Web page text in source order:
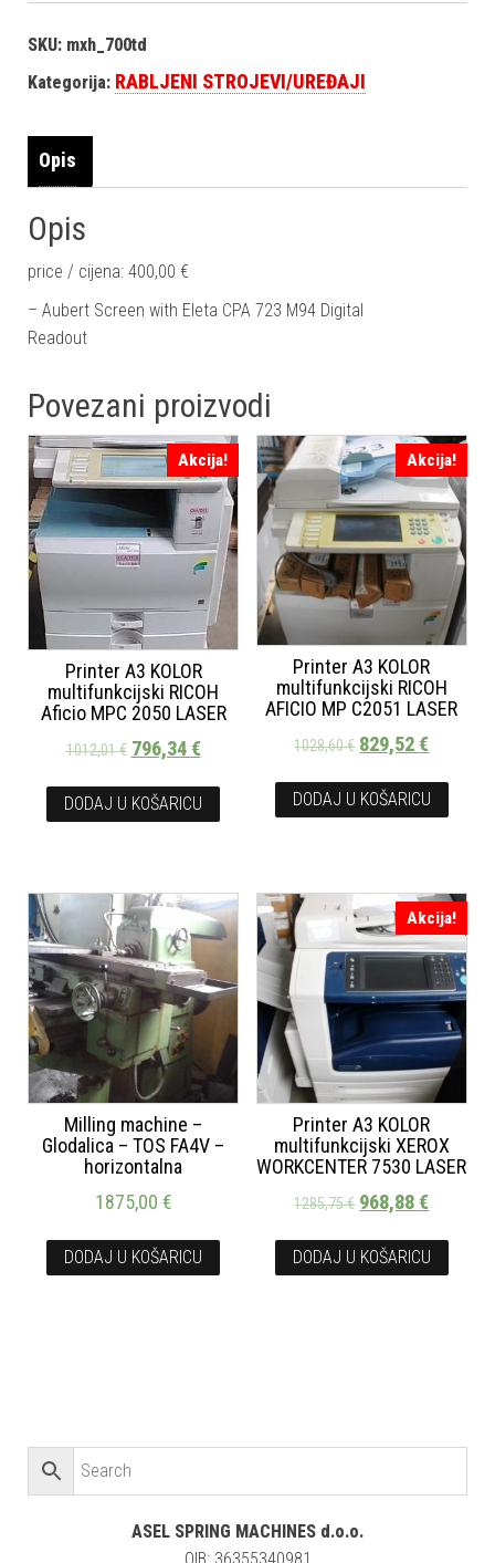
SKU: mxh_700td
Kategorija: RABLJENI STROJEVI/UREĐAJI
Opis
Opis
price / cijena: 400,00 €
– Aubert Screen with Eleta CPA 723 M94 Digital
Readout
Povezani proizvodi
Akcija!
Printer A3 KOLOR
multifunkcijski RICOH
Aficio MPC 2050 LASER
1012,01€ 796,34€
DODAJ U KOŠARICU
Akcija!
Printer A3 KOLOR
multifunkcijski RICOH
AFICIO MP C2051 LASER
1028,60€ 829,52€
DODAJ U KOŠARICU
Milling machine –
Glodalica – TOS FA4V –
horizontalna
1875,00 €
DODAJ U KOŠARICU
Akcija!
Printer A3 KOLOR
multifunkcijski XEROX
WORKCENTER 7530 LASER
1285,75€ 968,88€
DODAJ U KOŠARICU
ASEL SPRING MACHINES d.o.o.